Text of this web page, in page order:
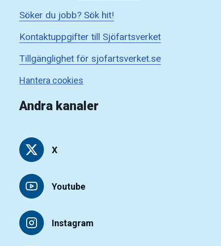
Söker du jobb? Sök hit!
Kontaktuppgifter till Sjöfartsverket
Tillgänglighet för sjofartsverket.se
Hantera cookies
Andra kanaler
X
Youtube
Instagram